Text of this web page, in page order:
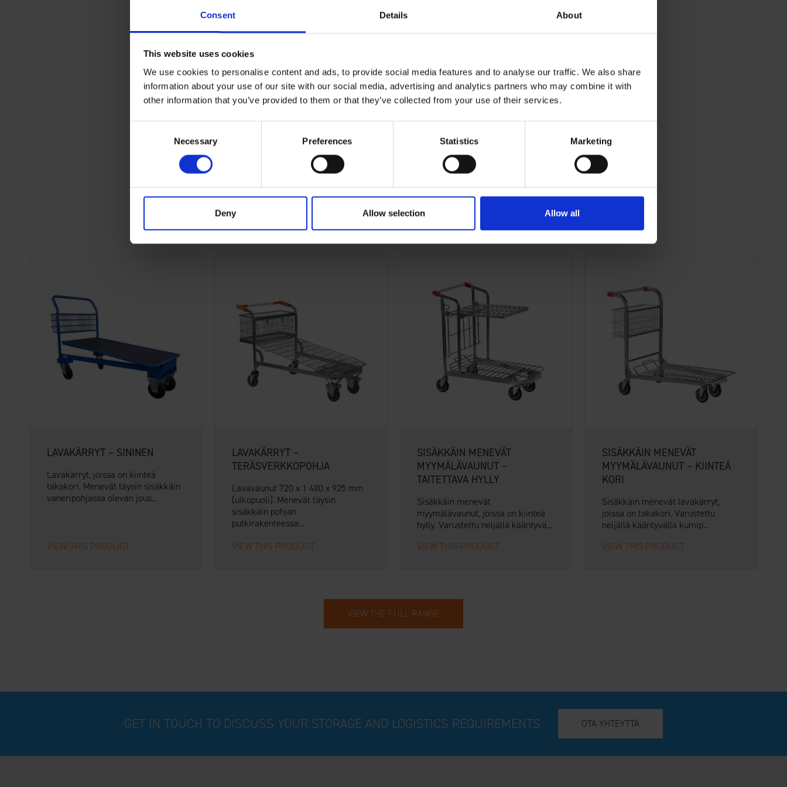
Consent Details About
This website uses cookies
We use cookies to personalise content and ads, to provide social media features and to analyse our traffic. We also share
information about your use of our site with our social media, advertising and analytics partners who may combine it with
other information that you’ve provided to them or that they’ve collected from your use of their services.
Necessary Preferences Statistics Marketing
Deny Allow selection Allow all
Kuormakapasiteetti
(kg)
Tuotteen paino
Viimeistely
Sinkki
Hyllyt
Taitettava kori
RELATED PRODUCTS
LAVAKÄRRYT – SININEN
Lavakärryt, joissa on kiinteä
takakori. Menevät täysin sisäkkäin
vaneripohjassa olevan jous...
VIEW THIS PRODUCT
LAVAKÄRRYT –
TERÄSVERKKOPOHJA
Lavavaunut 720 x 1 480 x 925 mm
(ulkopuoli). Menevät täysin
sisäkkäin pohjan
putkirakenteessa...
VIEW THIS PRODUCT
SISÄKKÄIN MENEVÄT
MYYMÄLÄVAUNUT –
TAITETTAVA HYLLY
Sisäkkäin menevät
myymälävaunut, joissa on kiinteä
hylly. Varustettu neljällä kääntyvä...
VIEW THIS PRODUCT
SISÄKKÄIN MENEVÄT
MYYMÄLÄVAUNUT – KIINTEÄ
KORI
Sisäkkäin menevät lavakärryt,
joissa on takakori. Varustettu
neljällä kääntyvällä kumip...
VIEW THIS PRODUCT
VIEW THE FULL RANGE
GET IN TOUCH TO DISCUSS YOUR STORAGE AND LOGISTICS REQUIREMENTS OTA YHTEYTTÄ